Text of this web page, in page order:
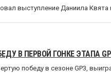
выступление Даниила Квята
В ПЕРВОЙ ГОНКЕ ЭТАПА
победу в сезоне GP3,